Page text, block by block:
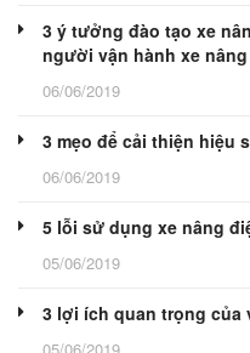
3 ý tưởng đào tạo xe
người vận hành xe
06/06/2019
3 mẹo để cải thiện hiệu
06/06/2019
5 lỗi sử dụng xe nâng
05/06/2019
3 lợi ích quan trọng của
05/06/2019